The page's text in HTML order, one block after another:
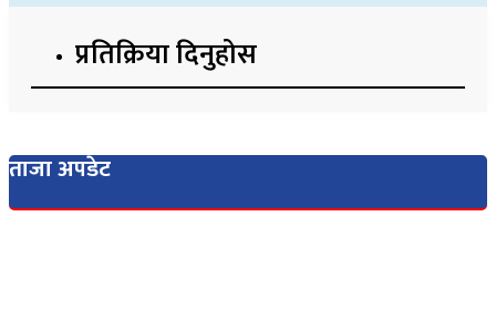
प्रतिक्रिया दिनुहोस​
ताजा अपडेट